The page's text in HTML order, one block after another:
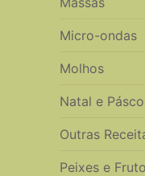
Micro-ondas
Molhos
Natal e
Outras
Peixes e